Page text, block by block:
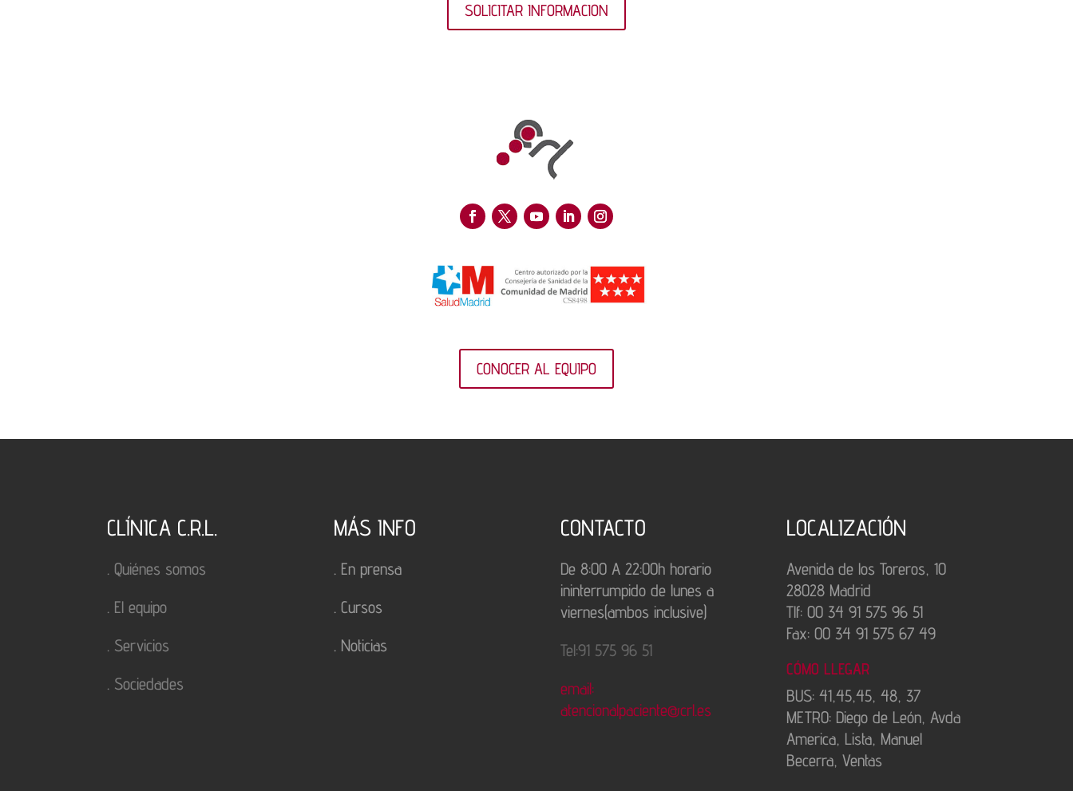
SOLICITAR INFORMACION
CONOCER AL EQUIPO
CLÍNICA C.R.L.
. Quiénes somos
. El equipo
. Servicios
. Sociedades
MÁS INFO
. En prensa
. Cursos
. Noticias
CONTACTO
De 8:00 A 22:00h horario
ininterrumpido de lunes a
viernes(ambos inclusive)
Tel:91 575 96 51
email:
atencionalpaciente@crl.es
LOCALIZACIÓN
Avenida de los Toreros, 10
28028 Madrid
Tlf: 00 34 91 575 96 51
Fax: 00 34 91 575 67 49
CÓMO LLEGAR
BUS: 41,45,45, 48, 37
METRO: Diego de León, Avda
America, Lista, Manuel
Becerra, Ventas